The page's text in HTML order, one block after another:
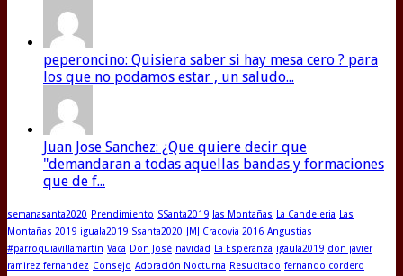
peperoncino: Quisiera saber si hay mesa cero ? para
los que no podamos estar , un saludo...
Juan Jose Sanchez: ¿Que quiere decir que
"demandaran a todas aquellas bandas y formaciones
que de f...
semanasanta2020 Prendimiento SSanta2019 las Montañas La Candeleria Las
Montañas 2019 iguala2019 Ssanta2020 JMJ Cracovia 2016 Angustias
#parroquiavillamartín Vaca Don José navidad La Esperanza igaula2019 don javier
ramirez fernandez Consejo Adoración Nocturna Resucitado fernando cordero